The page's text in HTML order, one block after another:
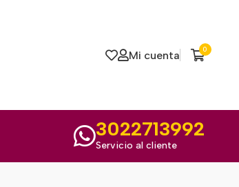
Mi cuenta 0
3022713992
Servicio al cliente